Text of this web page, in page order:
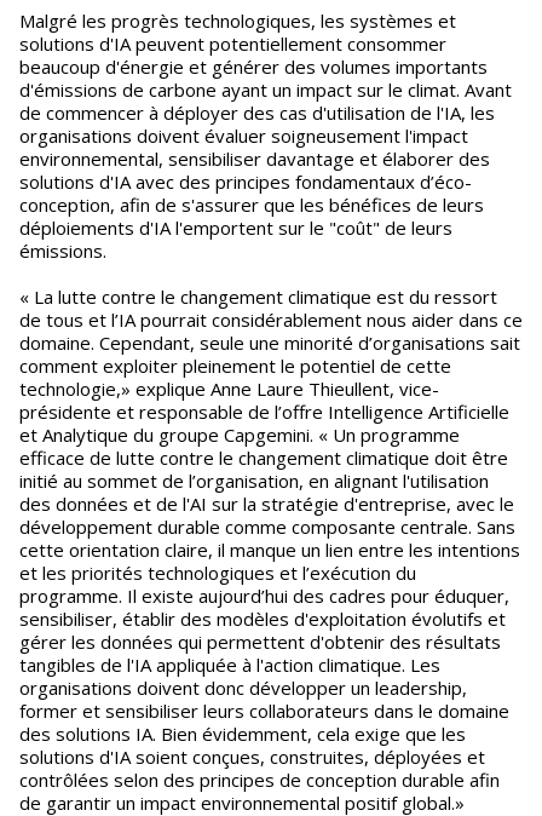
Malgré les progrès technologiques, les systèmes et
solutions d'IA peuvent potentiellement consommer
beaucoup d'énergie et générer des volumes importants
d'émissions de carbone ayant un impact sur le climat. Avant
de commencer à déployer des cas d'utilisation de l'IA, les
organisations doivent évaluer soigneusement l'impact
environnemental, sensibiliser davantage et élaborer des
solutions d'IA avec des principes fondamentaux d’éco-
conception, afin de s'assurer que les bénéfices de leurs
déploiements d'IA l'emportent sur le "coût" de leurs
émissions.
« La lutte contre le changement climatique est du ressort
de tous et l’IA pourrait considérablement nous aider dans ce
domaine. Cependant, seule une minorité d’organisations sait
comment exploiter pleinement le potentiel de cette
technologie,» explique Anne Laure Thieullent, vice-
présidente et responsable de l’offre Intelligence Artificielle
et Analytique du groupe Capgemini. « Un programme
efficace de lutte contre le changement climatique doit être
initié au sommet de l’organisation, en alignant l'utilisation
des données et de l'AI sur la stratégie d'entreprise, avec le
développement durable comme composante centrale. Sans
cette orientation claire, il manque un lien entre les intentions
et les priorités technologiques et l’exécution du
programme. Il existe aujourd’hui des cadres pour éduquer,
sensibiliser, établir des modèles d'exploitation évolutifs et
gérer les données qui permettent d'obtenir des résultats
tangibles de l'IA appliquée à l'action climatique. Les
organisations doivent donc développer un leadership,
former et sensibiliser leurs collaborateurs dans le domaine
des solutions IA. Bien évidemment, cela exige que les
solutions d'IA soient conçues, construites, déployées et
contrôlées selon des principes de conception durable afin
de garantir un impact environnemental positif global.»